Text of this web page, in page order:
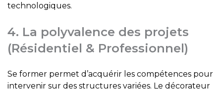
technologiques.
4. La polyvalence des projets
(Résidentiel & Professionnel)
Se former permet d’acquérir les compétences pour
intervenir sur des structures variées. Le décorateur